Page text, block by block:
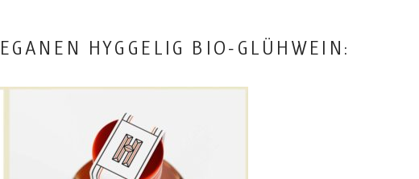
HYGGELIG BIO-GLÜHWEIN: